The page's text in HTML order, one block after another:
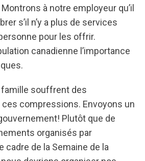
à notre employeur qu’il
s’il n’y a plus de services
pour les offrir.
canadienne l’importance
souffrent des
compressions. Envoyons un
Plutôt que de
organisés par
cadre de la Semaine de la